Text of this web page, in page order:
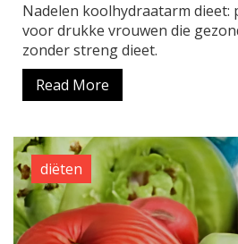
Nadelen koolhydraatarm dieet:
voor drukke vrouwen die
zonder streng dieet.
Read More
diëten